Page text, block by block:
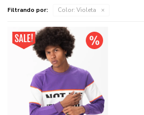
Filtrando por: Color: Violeta